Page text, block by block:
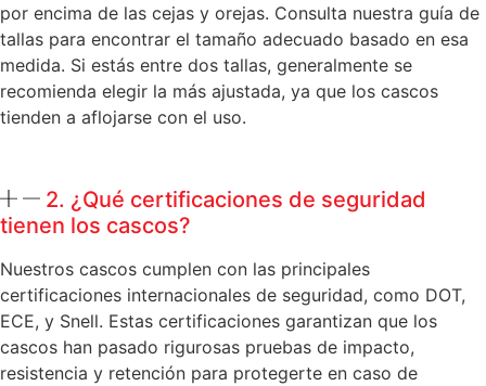
por encima de las cejas y orejas. Consulta nuestra guía de
tallas para encontrar el tamaño adecuado basado en esa
medida. Si estás entre dos tallas, generalmente se
recomienda elegir la más ajustada, ya que los cascos
tienden a aflojarse con el uso.
2. ¿Qué certificaciones de seguridad
tienen los cascos?
Nuestros cascos cumplen con las principales
certificaciones internacionales de seguridad, como DOT,
ECE, y Snell. Estas certificaciones garantizan que los
cascos han pasado rigurosas pruebas de impacto,
resistencia y retención para protegerte en caso de